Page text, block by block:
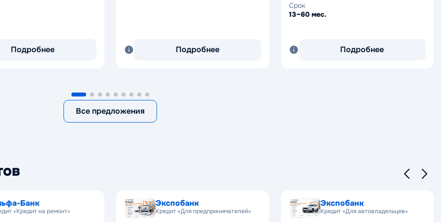
Подробнее Подробнее
Срок
13–60 мес.
Подробнее
Все предложения
Банк
«Кредит на ремонт»
Экспобанк
Кредит «Для предпринимателей»
Экспобанк
Кредит «Для автовладельцев»